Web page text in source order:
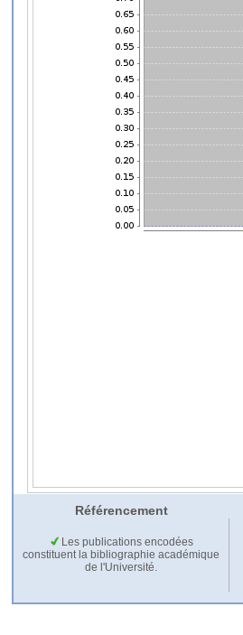
Référencement
Les publications encodées
constituent la bibliographie académique
de l'Université.